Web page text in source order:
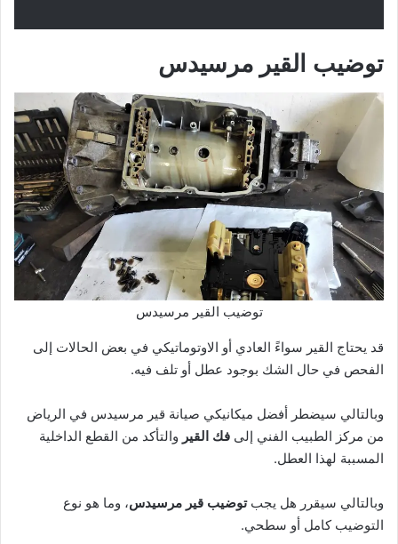
توضيب القير مرسيدس
توضيب القير مرسيدس
قد يحتاج القير سواءً العادي أو الاوتوماتيكي في بعض الحالات إلى
الفحص في حال الشك بوجود عطل أو تلف فيه.
وبالتالي سيضطر أفضل ميكانيكي صيانة قير مرسيدس في الرياض
من مركز الطبيب الفني إلى فك القير والتأكد من القطع الداخلية
المسببة لهذا العطل.
وبالتالي سيقرر هل يجبتوضيب قير مرسيدس، وما هو نوع
التوضيب كامل أو سطحي.